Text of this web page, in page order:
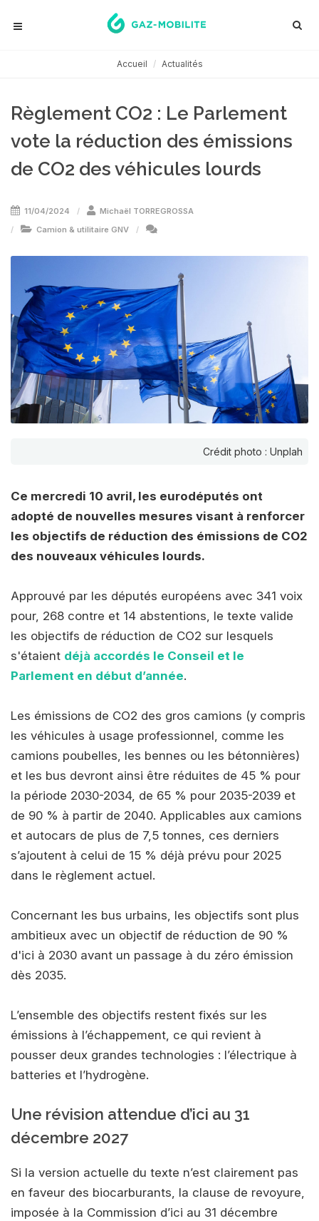
Accueil Actualités
Règlement CO2 : Le Parlement
vote la réduction des émissions
de CO2 des véhicules lourds
11/04/2024
Michaël TORREGROSSA
Camion & utilitaire GNV
Crédit photo : Unplah
Ce mercredi 10 avril, les eurodéputés ont
adopté de nouvelles mesures visant à renforcer
les objectifs de réduction des émissions de CO2
des nouveaux véhicules lourds.
Approuvé par les députés européens avec 341 voix
pour, 268 contre et 14 abstentions, le texte valide
les objectifs de réduction de CO2 sur lesquels
s'étaient déjà accordés le Conseil et le
Parlement en début d’année.
Les émissions de CO2 des gros camions (y compris
les véhicules à usage professionnel, comme les
camions poubelles, les bennes ou les bétonnières)
et les bus devront ainsi être réduites de 45 % pour
la période 2030-2034, de 65 % pour 2035-2039 et
de 90 % à partir de 2040. Applicables aux camions
et autocars de plus de 7,5 tonnes, ces derniers
s’ajoutent à celui de 15 % déjà prévu pour 2025
dans le règlement actuel.
Concernant les bus urbains, les objectifs sont plus
ambitieux avec un objectif de réduction de 90 %
d'ici à 2030 avant un passage à du zéro émission
dès 2035.
L’ensemble des objectifs restent fixés sur les
émissions à l’échappement, ce qui revient à
pousser deux grandes technologies : l’électrique à
batteries et l’hydrogène.
Une révision attendue d’ici au 31
décembre 2027
Si la version actuelle du texte n’est clairement pas
en faveur des biocarburants, la clause de revoyure,
imposée à la Commission d’ici au 31 décembre